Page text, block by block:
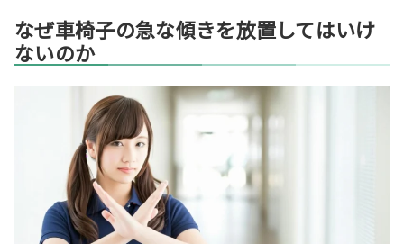
なぜ車椅子の急な傾きを放置してはいけ
ないのか